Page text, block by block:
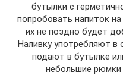
бутылки с
попробовать напиток
их не поздно будет
Наливку употребляют в
подают в бутылке
небольшие рюмки